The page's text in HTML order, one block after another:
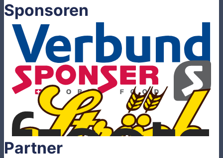
Sponsoren
Partner